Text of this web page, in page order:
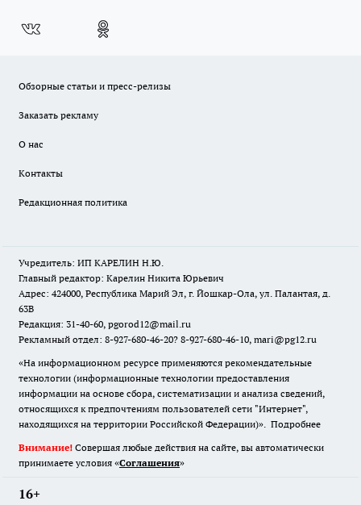
Обзорные статьи и пресс-релизы
Заказать рекламу
О нас
Контакты
Редакционная политика
Учредитель: ИП КАРЕЛИН Н.Ю.
Главный редактор: Карелин Никита Юрьевич
Адрес: 424000, Республика Марий Эл, г. Йошкар-Ола, ул. Палантая, д.
63В
Редакция: 31-40-60, pgorod12@mail.ru
Рекламный отдел: 8-927-680-46-20? 8-927-680-46-10, mari@pg12.ru
«На информационном ресурсе применяются рекомендательные
технологии (информационные технологии предоставления
информации на основе сбора, систематизации и анализа сведений,
относящихся к предпочтениям пользователей сети "Интернет",
находящихся на территории Российской Федерации)». Подробнее
Внимание! Совершая любые действия на сайте, вы автоматически
принимаете условия «Cоглашения»
16+